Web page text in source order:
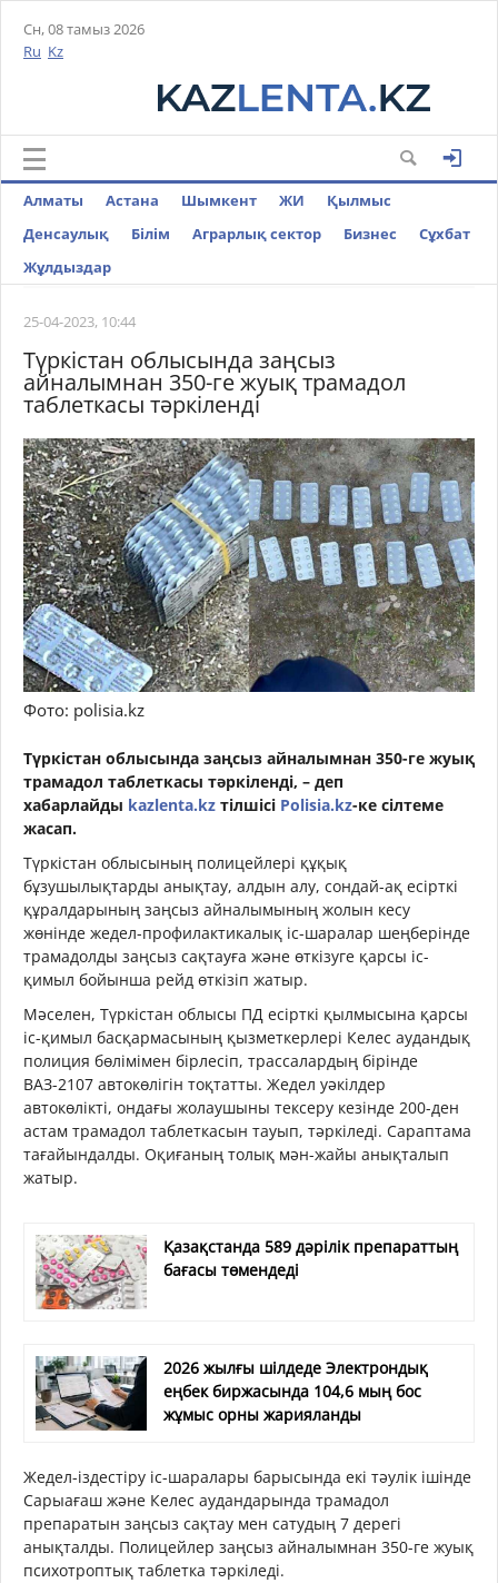
Сн, 08 тамыз 2026
Ru Kz
Алматы Астана Шымкент ЖИ
Қылмыс
Денсаулық
Білім Аграрлық сектор Бизнес
Cұхбат
Жұлдыздар
25-04-2023, 10:44
Түркістан облысында заңсыз
айналымнан 350-ге жуық трамадол
таблеткасы тәркіленді
Фото: polisia.kz
Түркістан облысында заңсыз айналымнан 350-ге жуық
трамадол таблеткасы тәркіленді, – деп
хабарлайды kazlenta.kz тілшісі Polisia.kz-ке сілтеме
жасап.
Түркістан облысының полицейлері құқық
бұзушылықтарды анықтау, алдын алу, сондай-ақ есірткі
құралдарының заңсыз айналымының жолын кесу
жөнінде жедел-профилактикалық іс-шаралар шеңберінде
трамадолды заңсыз сақтауға және өткізуге қарсы іс-
қимыл бойынша рейд өткізіп жатыр.
Мәселен, Түркістан облысы ПД есірткі қылмысына қарсы
іс-қимыл басқармасының қызметкерлері Келес аудандық
полиция бөлімімен бірлесіп, трассалардың бірінде
ВАЗ-2107 автокөлігін тоқтатты. Жедел уәкілдер
автокөлікті, ондағы жолаушыны тексеру кезінде 200-ден
астам трамадол таблеткасын тауып, тәркіледі. Сараптама
тағайындалды. Оқиғаның толық мән-жайы анықталып
жатыр.
Қазақстанда 589 дәрілік препараттың
бағасы төмендеді
2026 жылғы шілдеде Электрондық
еңбек биржасында 104,6 мың бос
жұмыс орны жарияланды
Жедел-іздестіру іс-шаралары барысында екі тәулік ішінде
Сарыағаш және Келес аудандарында трамадол
препаратын заңсыз сақтау мен сатудың 7 дерегі
анықталды. Полицейлер заңсыз айналымнан 350-ге жуық
психотроптық таблетка тәркіледі.